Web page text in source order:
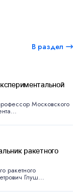
В раздел
Московского
ракетного
ракетного
Глуш...